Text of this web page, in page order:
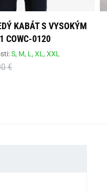
KABÁT S VYSOKÝM
COWC-0120
S, M, L,XL,XXL
€